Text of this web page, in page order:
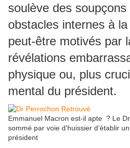
soulève des soupçons
obstacles internes à
peut-être motivés par
révélations
physique ou, plus
mental du président.
Emmanuel Macron est-il apte ? Le
sommé par voie d’huissier d’établir
président